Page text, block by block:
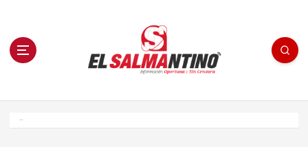
n El Salmantino - medios/noticias/editorial